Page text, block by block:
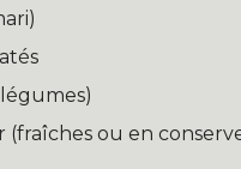
(fraîches ou en